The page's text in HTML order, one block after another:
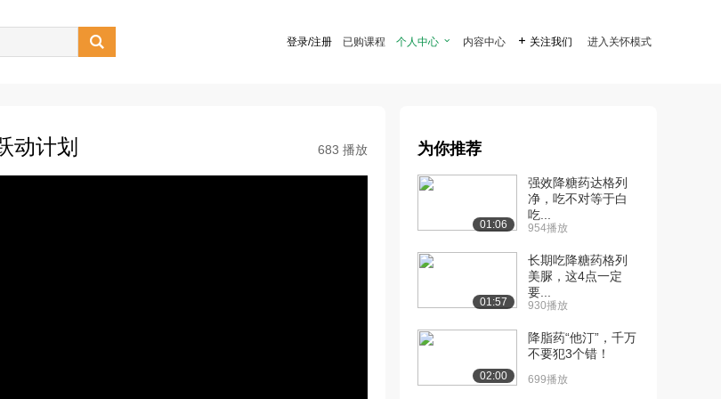
 登录/注册 已购课程 个人中心  内容中心  关注我们 进入关怀模式
动计划 683 播放 为你推荐
01:06
强效降糖药达格列
净，吃不对等于白
吃...
954播放
01:57
长期吃降糖药格列
美脲，这4点一定
要...
930播放
02:00
降脂药“他汀”，千万
不要犯3个错！
699播放